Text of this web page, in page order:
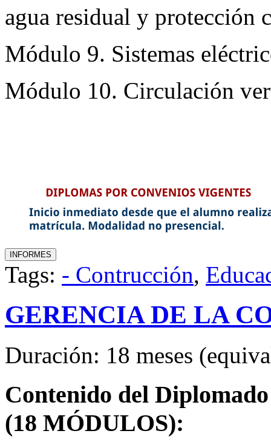
agua residual y protección
Módulo 9. Sistemas
Módulo 10. Circulación
Tags: - Contrucción,
GERENCIA DE LA
Duración: 18 meses
Contenido del
(18 MÓDULOS):